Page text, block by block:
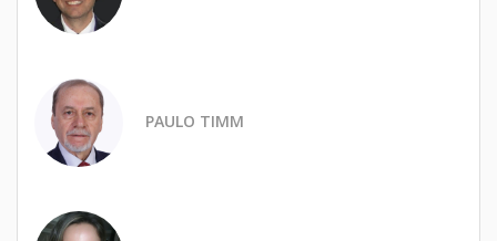
PAULO TIMM